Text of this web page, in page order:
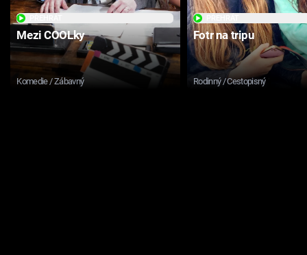
Mezi COOLky
Komedie / Zábavný
Fotr na tripu
Rodinný / Cestopisný